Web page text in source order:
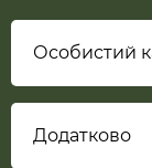
Особистий
Додатково